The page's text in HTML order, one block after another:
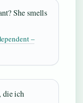
She smells
–
die ich